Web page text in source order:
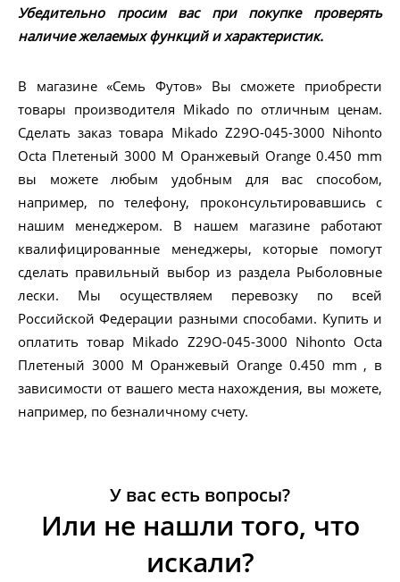
Убедительно просим вас при покупке проверять
наличие желаемых функций и характеристик.
В магазине «Семь Футов» Вы сможете приобрести
товары производителя Mikado по отличным ценам.
Сделать заказ товара Mikado Z29O-045-3000 Nihonto
Octa Плетеный 3000 M Оранжевый Orange 0.450 mm
вы можете любым удобным для вас способом,
например, по телефону, проконсультировавшись с
нашим менеджером. В нашем магазине работают
квалифицированные менеджеры, которые помогут
сделать правильный выбор из раздела Рыболовные
лески. Мы осуществляем перевозку по всей
Российской Федерации разными способами. Купить и
оплатить товар Mikado Z29O-045-3000 Nihonto Octa
Плетеный 3000 M Оранжевый Orange 0.450 mm , в
зависимости от вашего места нахождения, вы можете,
например, по безналичному счету.
У вас есть вопросы?
Или не нашли того, что
искали?